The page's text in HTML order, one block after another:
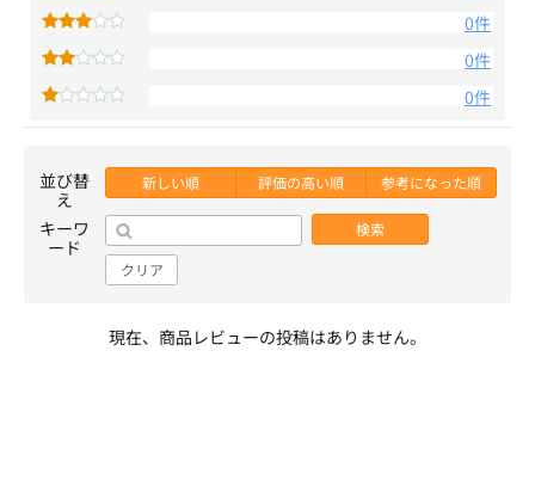
0件
0件
0件
並び替
え
新しい順 評価の高い順 参考になった順
キーワ
ード
検索
クリア
現在、商品レビューの投稿はありません。